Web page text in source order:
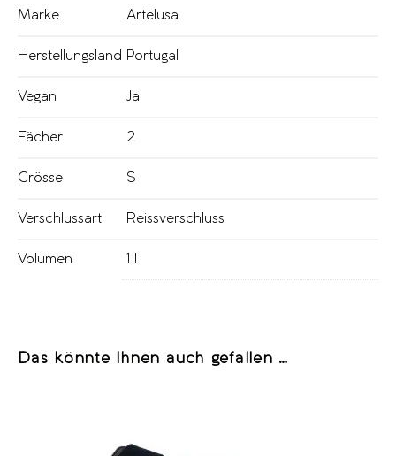
Marke Artelusa
Herstellungsland Portugal
Vegan Ja
Fächer 2
Grösse S
Verschlussart Reissverschluss
Volumen
Das könnte Ihnen auch gefallen …